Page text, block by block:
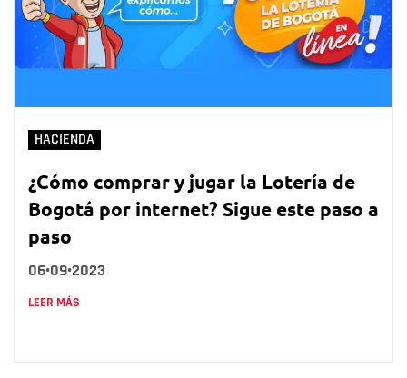
HACIENDA
¿Cómo comprar y jugar la Lotería de
Bogotá por internet? Sigue este paso a
paso
06•09•2023
LEER MÁS